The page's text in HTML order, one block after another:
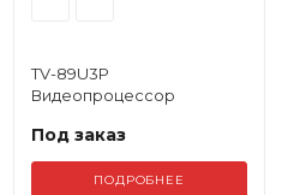
TV-89U3P
Видеопроцессор
Под заказ
ПОДРОБНЕЕ